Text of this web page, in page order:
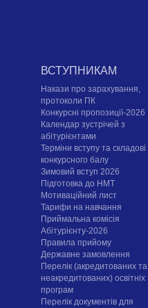
ВСТУПНИКАМ
Накази про зарахування,
протоколи ПК
Конкурсні пропозиції-2026
Календар зустрічей з
абітурієнтами
Терміни вступу та складові
конкурсного балу
Зимовий вступ 2026
Підготовка до НМТ
Мотиваційний лист
Тарифи на навчання
Приймальна комісія
Абітурієнту-2026
Правила прийому
Державне замовлення
Перелік (акредитованих та
неакредитованих) освітніх
програм
Перелік документів для